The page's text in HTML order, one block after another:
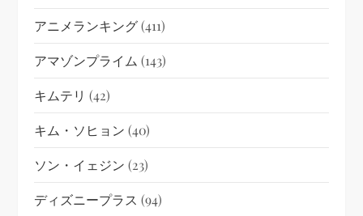
アニメランキング(411)
アマゾンプライム (143)
キムテリ (42)
キム・ソヒョン (40)
ソン・イェジン (23)
ディズニープラス (94)